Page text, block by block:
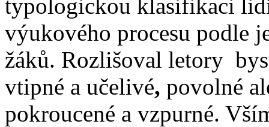
typologickou klasifikaci
výukového procesu podle
žáků. Rozlišoval letory
vtipné a učelivé, povolné
pokroucené a vzpurné.